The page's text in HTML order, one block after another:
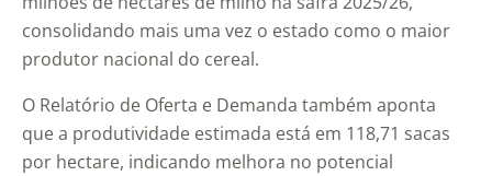
consolidando mais uma vez o estado como o maior
produtor nacional do cereal.
O Relatório de Oferta e Demanda também aponta
que a produtividade estimada está em 118,71 sacas
por hectare, indicando melhora no potencial